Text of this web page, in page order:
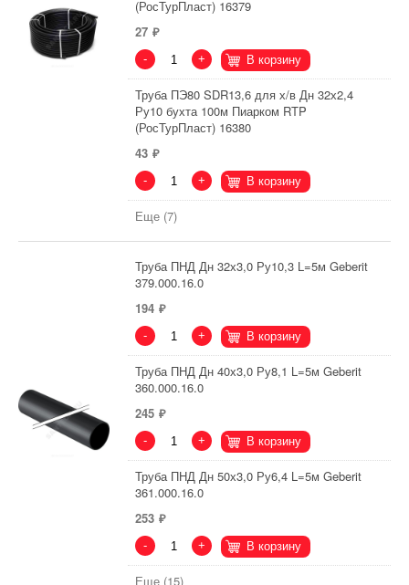
(РосТурПласт) 16379
27
- + В корзину
Труба ПЭ80 SDR13,6 для х/в Дн 32х2,4
Ру10 бухта 100м Пиарком RTP
(РосТурПласт) 16380
43
- + В корзину
Еще (7)
Труба ПНД Дн 32х3,0 Ру10,3 L=5м Geberit
379.000.16.0
194
- + В корзину
Труба ПНД Дн 40х3,0 Ру8,1 L=5м Geberit
360.000.16.0
245
- + В корзину
Труба ПНД Дн 50х3,0 Ру6,4 L=5м Geberit
361.000.16.0
253
- + В корзину
Еще (15)